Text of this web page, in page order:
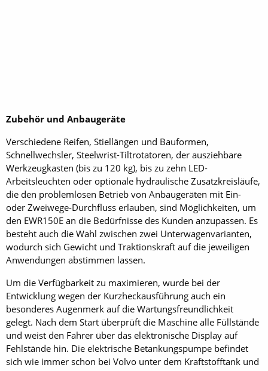
Zubehör und Anbaugeräte
Verschiedene Reifen, Stiellängen und Bauformen,
Schnellwechsler, Steelwrist-Tiltrotatoren, der ausziehbare
Werkzeugkasten (bis zu 120 kg), bis zu zehn LED-
Arbeitsleuchten oder optionale hydraulische Zusatzkreisläufe,
die den problemlosen Betrieb von Anbaugeräten mit Ein-
oder Zweiwege-Durchfluss erlauben, sind Möglichkeiten, um
den EWR150E an die Bedürfnisse des Kunden anzupassen. Es
besteht auch die Wahl zwischen zwei Unterwagenvarianten,
wodurch sich Gewicht und Traktionskraft auf die jeweiligen
Anwendungen abstimmen lassen.
Um die Verfügbarkeit zu maximieren, wurde bei der
Entwicklung wegen der Kurzheckausführung auch ein
besonderes Augenmerk auf die Wartungsfreundlichkeit
gelegt. Nach dem Start überprüft die Maschine alle Füllstände
und weist den Fahrer über das elektronische Display auf
Fehlstände hin. Die elektrische Betankungspumpe befindet
sich wie immer schon bei ­Volvo unter dem Kraftstofftank und